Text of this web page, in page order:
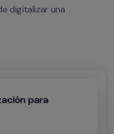
digitalizar una
para